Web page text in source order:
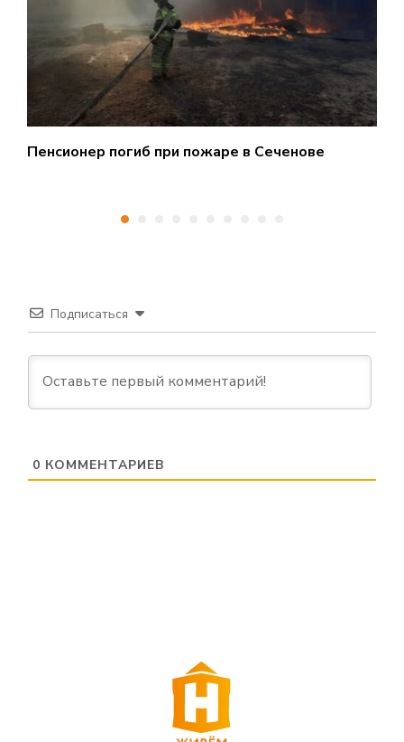
Пенсионер погиб при пожаре в Сеченове
Подписаться
0 КОММЕНТАРИЕВ